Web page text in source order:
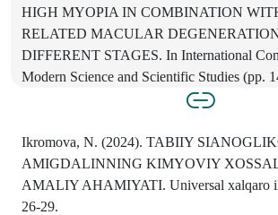
HIGH MYOPIA IN COMBINATION
RELATED MACULAR
DIFFERENT STAGES. In International
Modern Science and Scientific Studies (pp.
Ikromova, N. (2024). TABIIY
AMIGDALINNING KIMYOVIY
AMALIY AHAMIYATI. Universal xalqaro
26-29.